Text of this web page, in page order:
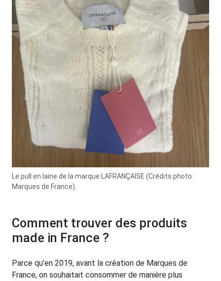
Le pull en laine de la marque LAFRANÇAISE (Crédits photo :
Marques de France).
Comment trouver des produits
made in France ?
Parce qu’en 2019, avant la création de Marques de
France, on souhaitait consommer de manière plus